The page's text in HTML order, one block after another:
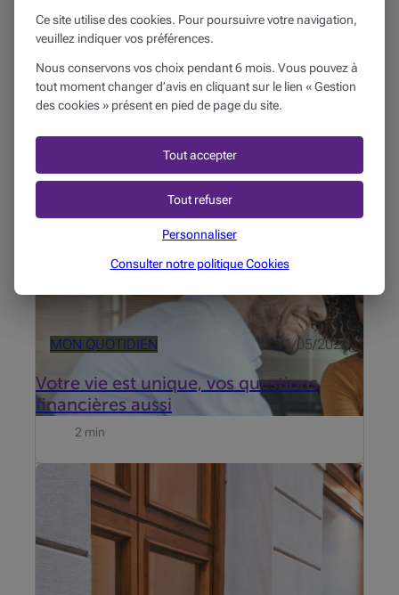
provenant des sources citées.
Ces articles peuvent
également vous intéresser...
MON QUOTIDIEN 11/05/2026
Votre vie est unique, vos questions
financières aussi
répondre à toutes vos questions et préparer avec
vous vos projets d’avenir.
2 min
Cashback supplémentaire, Miles à épargner,
assurances complémentaires, ... La plupart
descartes de crédits'assortissent de nombreux
avantages supplémentaires. Mais quelle carte de
crédit correspond le mieux à votre style d...
Ce site utilise des cookies. Pour poursuivre votre navigation,
veuillez indiquer vos préférences.
Nous conservons vos choix pendant 6 mois. Vous pouvez à
tout moment changer d’avis en cliquant sur le lien « Gestion
des cookies » présent en pied de page du site.
Tout accepter
Tout refuser
Personnaliser
Consulter notre politiqueCookies